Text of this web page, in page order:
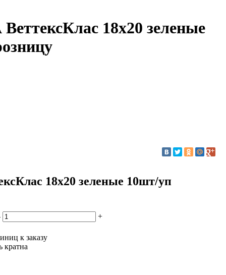
18х20 зеленые
18х20 зеленые 10шт/уп
+
к заказу
кратна